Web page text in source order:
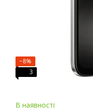
−8%
3
В наявності